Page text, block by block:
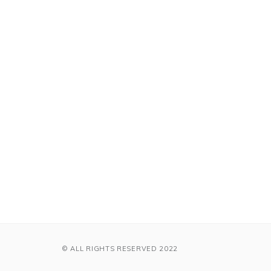
© ALL RIGHTS RESERVED 2022